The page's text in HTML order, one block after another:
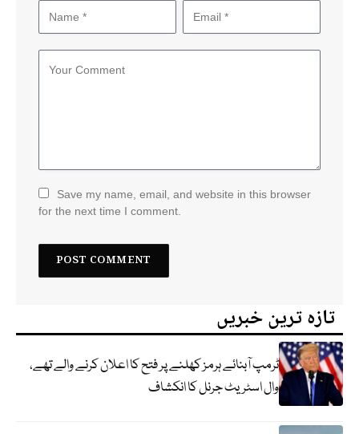
Save my name, email, and website in this browser
for the next time I comment.
تازہ ترین خبریں
ٹرمپ آبنائے ہرمز کھلنے پر فتح کا اعلان کرنے والے تھے،
وال اسٹریٹ جرنل کا انکشاف